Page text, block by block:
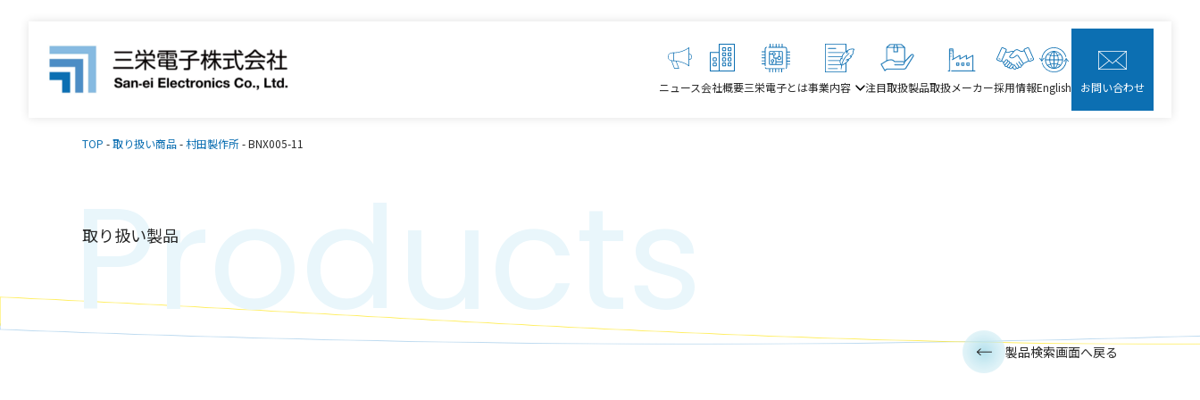
ニュース会社概要三栄電子とは事業内容 注目取扱製品取扱メーカー採用情報English お問い合わせ
TOP -取り扱い商品-村田製作所-BNX005-11
取り扱い製品
Products 製品検索画面へ戻る